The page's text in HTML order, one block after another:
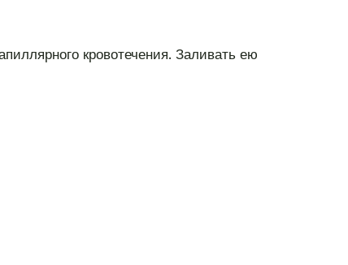
кровотечения. Заливать ею